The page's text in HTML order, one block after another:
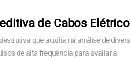
de Cabos
que auxilia na análise de
de alta frequência para avaliar a